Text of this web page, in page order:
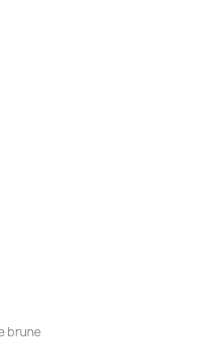
brune